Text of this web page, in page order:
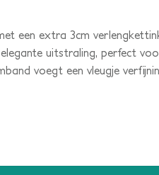
een extra 3cm
uitstraling, perfect
voegt een vleugje